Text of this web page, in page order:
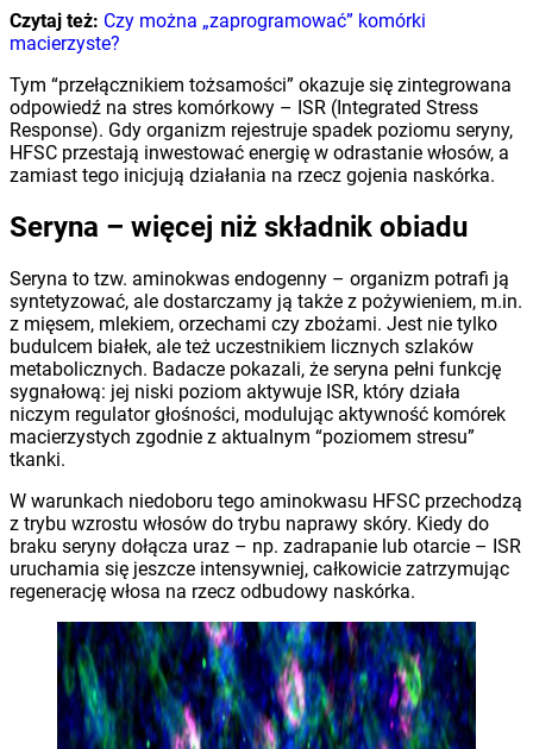
Czytaj też: Czy można „zaprogramować” komórki
macierzyste?
Tym “przełącznikiem tożsamości” okazuje się zintegrowana
odpowiedź na stres komórkowy – ISR (Integrated Stress
Response). Gdy organizm rejestruje spadek poziomu seryny,
HFSC przestają inwestować energię w odrastanie włosów, a
zamiast tego inicjują działania na rzecz gojenia naskórka.
Seryna – więcej niż składnik obiadu
Seryna to tzw. aminokwas endogenny – organizm potrafi ją
syntetyzować, ale dostarczamy ją także z pożywieniem, m.in.
z mięsem, mlekiem, orzechami czy zbożami. Jest nie tylko
budulcem białek, ale też uczestnikiem licznych szlaków
metabolicznych. Badacze pokazali, że seryna pełni funkcję
sygnałową: jej niski poziom aktywuje ISR, który działa
niczym regulator głośności, modulując aktywność komórek
macierzystych zgodnie z aktualnym “poziomem stresu”
tkanki.
W warunkach niedoboru tego aminokwasu HFSC przechodzą
z trybu wzrostu włosów do trybu naprawy skóry. Kiedy do
braku seryny dołącza uraz – np. zadrapanie lub otarcie – ISR
uruchamia się jeszcze intensywniej, całkowicie zatrzymując
regenerację włosa na rzecz odbudowy naskórka.